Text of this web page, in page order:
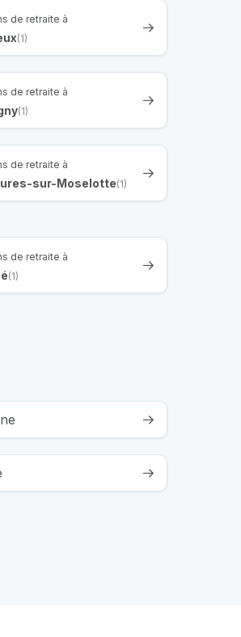
de retraite à
(1)
de retraite à
(1)
de retraite à
sur-Moselotte(1)
de retraite à
(1)